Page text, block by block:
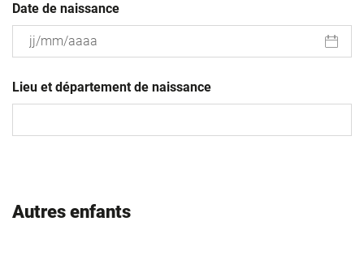
Date de naissance
slash
MM
Lieu et département de naissance
Autres enfants